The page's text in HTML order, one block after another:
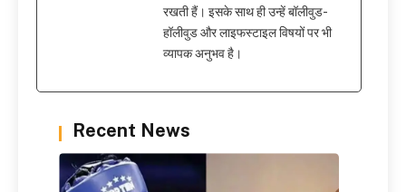
रखती हैं। इसके साथ ही उन्हें बॉलीवुड-
हॉलीवुड और लाइफस्टाइल विषयों पर भी
व्यापक अनुभव है।
Recent News